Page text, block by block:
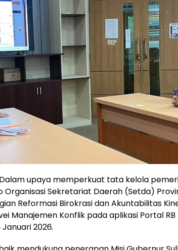
upaya memperkuat tata kelola
Organisasi Sekretariat Daerah (Setda)
Reformasi Birokrasi dan Akuntabilitas
Manajemen Konflik pada aplikasi Portal RB
2026.